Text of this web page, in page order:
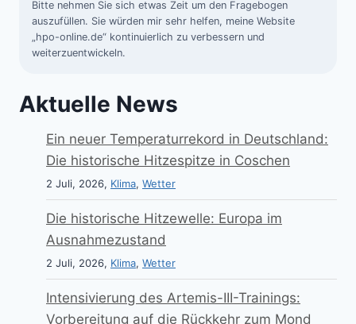
Bitte nehmen Sie sich etwas Zeit um den Fragebogen
auszufüllen. Sie würden mir sehr helfen, meine Website
„hpo-online.de“ kontinuierlich zu verbessern und
weiterzuentwickeln.
Aktuelle News
Ein neuer Temperaturrekord in Deutschland:
Die historische Hitzespitze in Coschen
2 Juli, 2026, Klima, Wetter
Die historische Hitzewelle: Europa im
Ausnahmezustand
2 Juli, 2026, Klima, Wetter
Intensivierung des Artemis-III-Trainings:
Vorbereitung auf die Rückkehr zum Mond